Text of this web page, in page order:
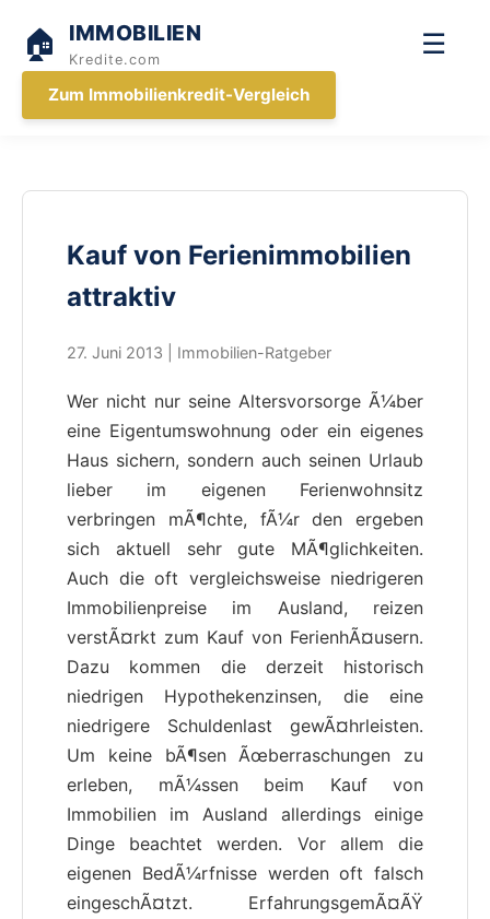
🏠 IMMOBILIEN
Kredite.com ☰
Zum Immobilienkredit-Vergleich
Kauf von Ferienimmobilien
attraktiv
27. Juni 2013 | Immobilien-Ratgeber
Wer nicht nur seine Altersvorsorge Ã¼ber
eine Eigentumswohnung oder ein eigenes
Haus sichern, sondern auch seinen Urlaub
lieber im eigenen Ferienwohnsitz
verbringen mÃ¶chte, fÃ¼r den ergeben
sich aktuell sehr gute MÃ¶glichkeiten.
Auch die oft vergleichsweise niedrigeren
Immobilienpreise im Ausland, reizen
verstÃ¤rkt zum Kauf von FerienhÃ¤usern.
Dazu kommen die derzeit historisch
niedrigen Hypothekenzinsen, die eine
niedrigere Schuldenlast gewÃ¤hrleisten.
Um keine bÃ¶sen Ãœberraschungen zu
erleben, mÃ¼ssen beim Kauf von
Immobilien im Ausland allerdings einige
Dinge beachtet werden. Vor allem die
eigenen BedÃ¼rfnisse werden oft falsch
eingeschÃ¤tzt. ErfahrungsgemÃ¤ÃŸ